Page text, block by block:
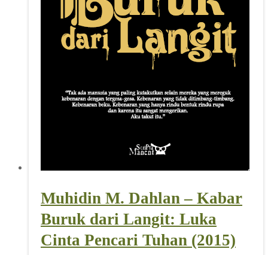
Muhidin M. Dahlan – Kabar
Buruk dari Langit: Luka
Cinta Pencari Tuhan (2015)